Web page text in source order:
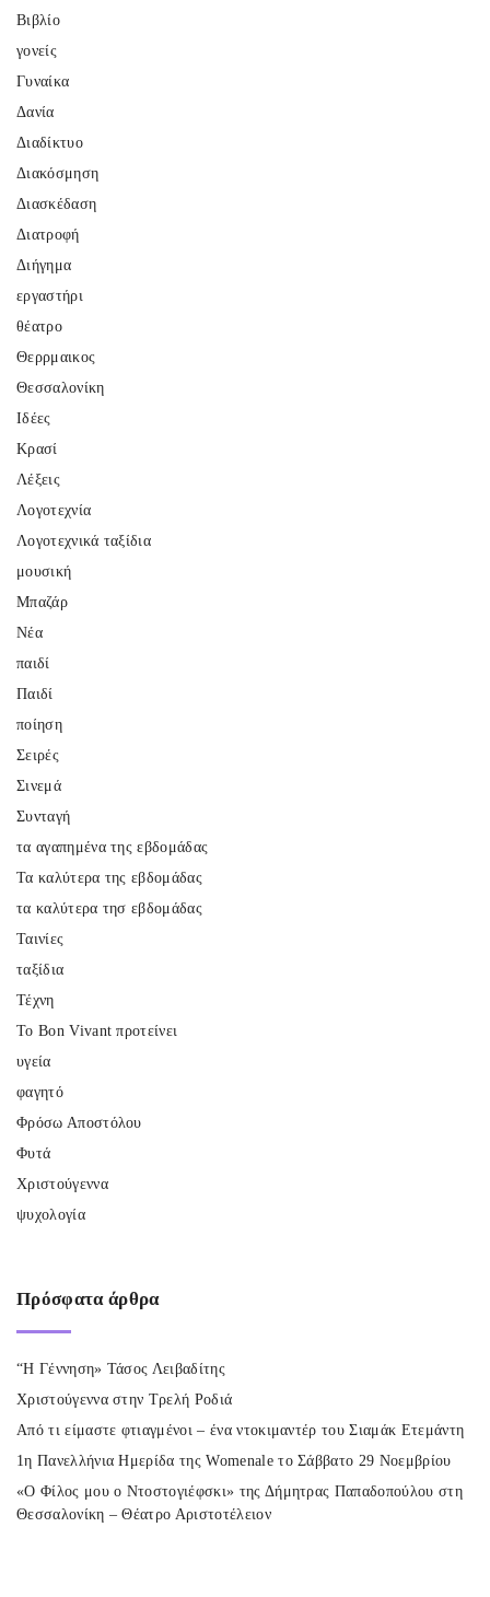
Βιβλίο
γονείς
Γυναίκα
Δανία
Διαδίκτυο
Διακόσμηση
Διασκέδαση
Διατροφή
Διήγημα
εργαστήρι
θέατρο
Θερρμαικος
Θεσσαλονίκη
Ιδέες
Κρασί
Λέξεις
Λογοτεχνία
Λογοτεχνικά ταξίδια
μουσική
Μπαζάρ
Νέα
παιδί
Παιδί
ποίηση
Σειρές
Σινεμά
Συνταγή
τα αγαπημένα της εβδομάδας
Τα καλύτερα της εβδομάδας
τα καλύτερα τησ εβδομάδας
Ταινίες
ταξίδια
Τέχνη
Το Bon Vivant προτείνει
υγεία
φαγητό
Φρόσω Αποστόλου
Φυτά
Χριστούγεννα
ψυχολογία
Πρόσφατα άρθρα
“Η Γέννηση» Τάσος Λειβαδίτης
Χριστούγεννα στην Τρελή Ροδιά
Από τι είμαστε φτιαγμένοι – ένα ντοκιμαντέρ του Σιαμάκ Ετεμάντη
1η Πανελλήνια Ημερίδα της Womenale το Σάββατο 29 Νοεμβρίου
«Ο Φίλος μου ο Ντοστογιέφσκι» της Δήμητρας Παπαδοπούλου στη
Θεσσαλονίκη – Θέατρο Αριστοτέλειον